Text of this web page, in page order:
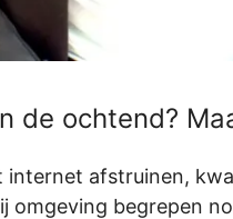
de ochtend?
internet afstruinen,
omgeving begrepen